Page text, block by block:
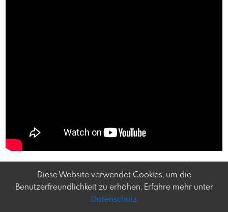
Diese Website verwendet Cookies, um die
Benutzerfreundlichkeit zu erhöhen. Erfahre mehr unter
Datenschutz